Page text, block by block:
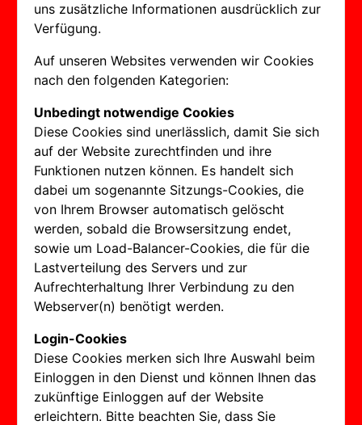
uns zusätzliche Informationen ausdrücklich zur
Verfügung.
Auf unseren Websites verwenden wir Cookies
nach den folgenden Kategorien:
Unbedingt notwendige Cookies
Diese Cookies sind unerlässlich, damit Sie sich
auf der Website zurechtfinden und ihre
Funktionen nutzen können. Es handelt sich
dabei um sogenannte Sitzungs-Cookies, die
von Ihrem Browser automatisch gelöscht
werden, sobald die Browsersitzung endet,
sowie um Load-Balancer-Cookies, die für die
Lastverteilung des Servers und zur
Aufrechterhaltung Ihrer Verbindung zu den
Webserver(n) benötigt werden.
Login-Cookies
Diese Cookies merken sich Ihre Auswahl beim
Einloggen in den Dienst und können Ihnen das
zukünftige Einloggen auf der Website
erleichtern. Bitte beachten Sie, dass Sie